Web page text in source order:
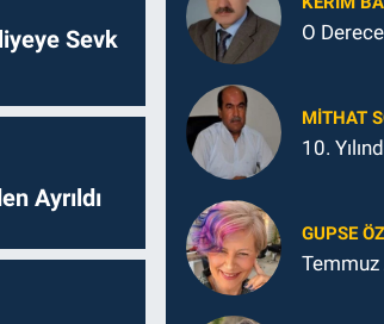
Sevk
Ayrıldı
O
MITHAT
10.
GUPSE
Temmuz